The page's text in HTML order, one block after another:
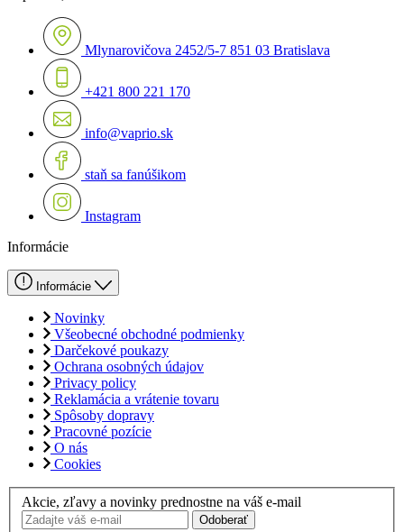
Mlynarovičova 2452/5-7 851 03 Bratislava
+421 800 221 170
info@vaprio.sk
staň sa fanúšikom
Instagram
Informácie
Informácie
Novinky
Všeobecné obchodné podmienky
Darčekové poukazy
Ochrana osobných údajov
Privacy policy
Reklamácia a vrátenie tovaru
Spôsoby dopravy
Pracovné pozície
O nás
Cookies
Akcie, zľavy a novinky prednostne na váš e-mail
Odoberať